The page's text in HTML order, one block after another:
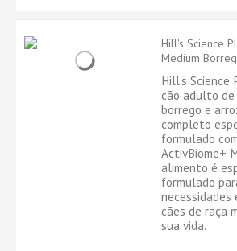
Hill's Science
Medium
Hill's Science
cão adulto de
borrego e
completo
formulado
ActivBiome+
alimento é
formulado
necessidades
cães de raça
sua vida.